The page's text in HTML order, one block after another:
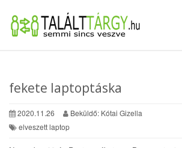
fekete laptoptáska
2020.11.26
Beküldő: Kótai Gizella
elveszett laptop